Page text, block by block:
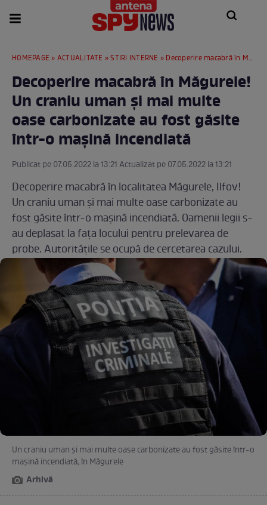
HOMEPAGE » ACTUALITATE »STIRI INTERNE » Decoperire macabră în Măgurele! Un craniu uman și mai multe oase carbonizate au fost găsite într-o mașină incendiată
Decoperire macabră în Măgurele!
Un craniu uman și mai multe
oase carbonizate au fost găsite
într-o mașină incendiată
Publicat pe 07.05.2022 la 13:21 Actualizat pe 07.05.2022 la 13:21
Decoperire macabră în localitatea Măgurele, Ilfov!
Un craniu uman și mai multe oase carbonizate au
fost găsite într-o mașină incendiată. Oamenii legii s-
au deplasat la fața locului pentru prelevarea de
probe. Autoritățile se ocupă de cercetarea cazului.
Un craniu uman și mai multe oase carbonizate au fost găsite într-o
mașină incendiată, în Măgurele
Arhivă